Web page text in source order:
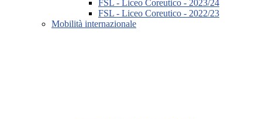
FSL - Liceo Coreutico - 2023/24
FSL - Liceo Coreutico - 2022/23
Mobilità internazionale